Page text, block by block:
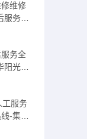
维修
务中
务全
光太
工服务
-集成